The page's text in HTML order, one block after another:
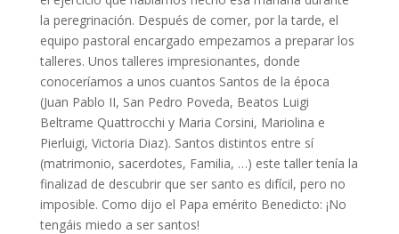
la peregrinación. Después de comer, por la tarde, el
equipo pastoral encargado empezamos a preparar los
talleres. Unos talleres impresionantes, donde
conoceríamos a unos cuantos Santos de la época
(Juan Pablo II, San Pedro Poveda, Beatos Luigi
Beltrame Quattrocchi y Maria Corsini, Mariolina e
Pierluigi, Victoria Diaz). Santos distintos entre sí
(matrimonio, sacerdotes, Familia, …) este taller tenía la
finalizad de descubrir que ser santo es difícil, pero no
imposible. Como dijo el Papa emérito Benedicto: ¡No
tengáis miedo a ser santos!